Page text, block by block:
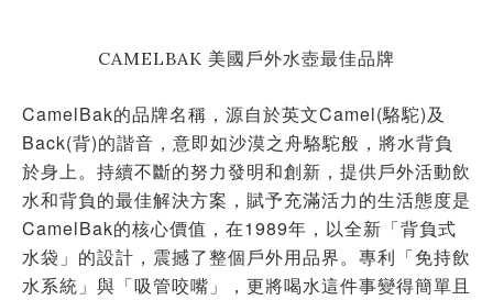
CAMELBAK 美國戶外水壺最佳品牌
CamelBak的品牌名稱，源自於英文Camel(駱駝)及
Back(背)的諧音，意即如沙漠之舟駱駝般，將水背負
於身上。持續不斷的努力發明和創新，提供戶外活動飲
水和背負的最佳解決方案，賦予充滿活力的生活態度是
CamelBak的核心價值，在1989年，以全新「背負式
水袋」的設計，震撼了整個戶外用品界。專利「免持飲
水系統」與「吸管咬嘴」，更將喝水這件事變得簡單且